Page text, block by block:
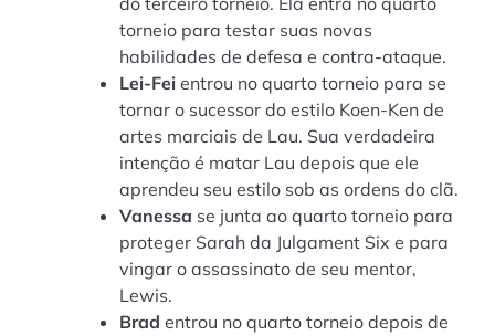
torneio para testar suas novas
habilidades de defesa e contra-ataque.
Lei-Fei entrou no quarto torneio para se
tornar o sucessor do estilo Koen-Ken de
artes marciais de Lau. Sua verdadeira
intenção é matar Lau depois que ele
aprendeu seu estilo sob as ordens do clã.
Vanessa se junta ao quarto torneio para
proteger Sarah da Julgament Six e para
vingar o assassinato de seu mentor,
Lewis.
Brad entrou no quarto torneio depois de